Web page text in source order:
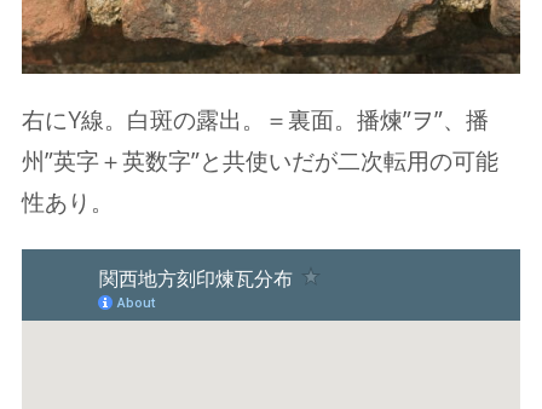
右にY線。白斑の露出。＝裏面。播煉”ヲ”、播
州”英字＋英数字”と共使いだが二次転用の可能
性あり。